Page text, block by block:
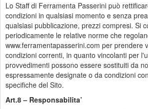
Lo Staff di Ferramenta Passerini può
condizioni in qualsiasi momento e senza
qualsiasi pubblicazione, prezzi compresi. Si
periodicamente le relative norme che
www.ferramentapasserini.com per prendere
condizioni correnti, in quanto vincolanti per
provvedimenti possono essere sostituiti da
espressamente designate o da condizioni
specifiche del Sito.
Art.8 – Responsabilita’